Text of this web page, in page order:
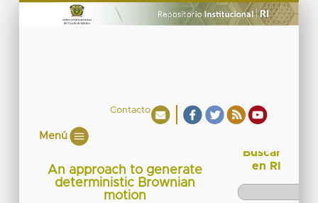
Contacto
Menú
An approach to generate
deterministic Brownian
motion
Buscar
en RI